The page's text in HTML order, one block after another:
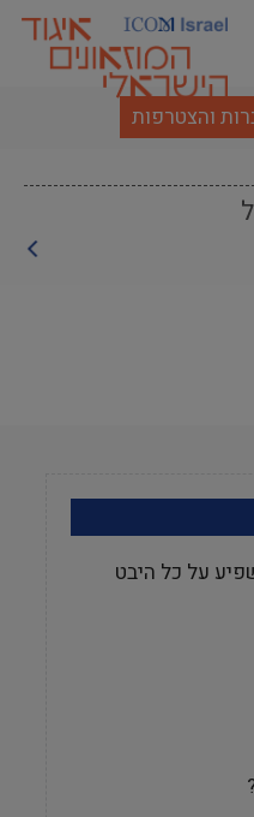
והצטרפות
על כל היבט